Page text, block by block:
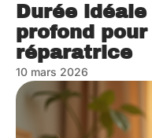
Durée idéale
profond
réparatrice
10 mars 2026